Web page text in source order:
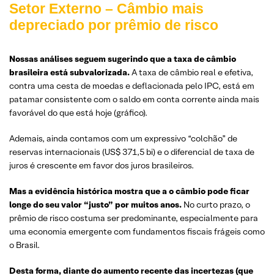
Setor Externo – Câmbio mais
depreciado por prêmio de risco
Nossas análises seguem sugerindo que a taxa de câmbio
brasileira está subvalorizada.A taxa de câmbio real e efetiva,
contra uma cesta de moedas e deflacionada pelo IPC, está em
patamar consistente com o saldo em conta corrente ainda mais
favorável do que está hoje (gráfico).
Ademais, ainda contamos com um expressivo “colchão” de
reservas internacionais (US$ 371,5 bi) e o diferencial de taxa de
juros é crescente em favor dos juros brasileiros.
Mas a evidência histórica mostra que a o câmbio pode ficar
longe do seu valor “justo” por muitos anos. No curto prazo, o
prêmio de risco costuma ser predominante, especialmente para
uma economia emergente com fundamentos fiscais frágeis como
o Brasil.
Desta forma, diante do aumento recente das incertezas (que